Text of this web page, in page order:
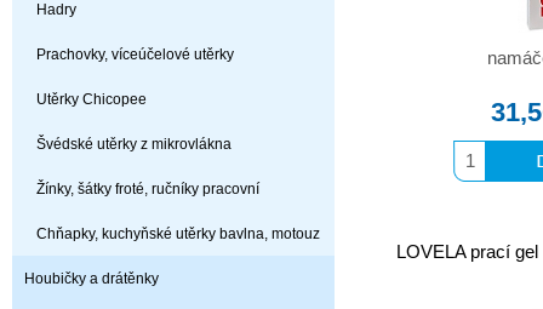
Hadry
Prachovky, víceúčelové utěrky
Utěrky Chicopee
Švédské utěrky z mikrovlákna
Žínky, šátky froté, ručníky pracovní
Chňapky, kuchyňské utěrky bavlna, motouz
Houbičky a drátěnky
LOVELA prací